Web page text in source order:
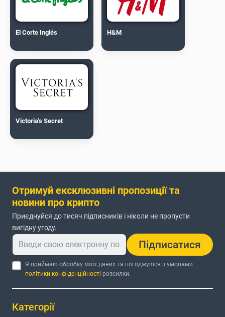
El Corte Inglés H&M
Victoria's Secret
Отримуй ексклюзивні пропозиції та
новини про крипто
Приєднуйся до тисяч підписників і ніколи не пропусти
вигідну угоду.
Підписатися
Я приймаю обробку моїх даних та погоджуюся з умовами
політики конфіденційності розсилки.
Категорії